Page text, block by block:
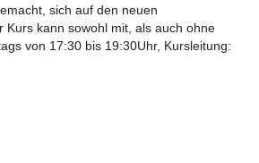
sich auf den neuen
kann sowohl mit, als auch ohne
von 17:30 bis 19:30Uhr, Kursleitung: